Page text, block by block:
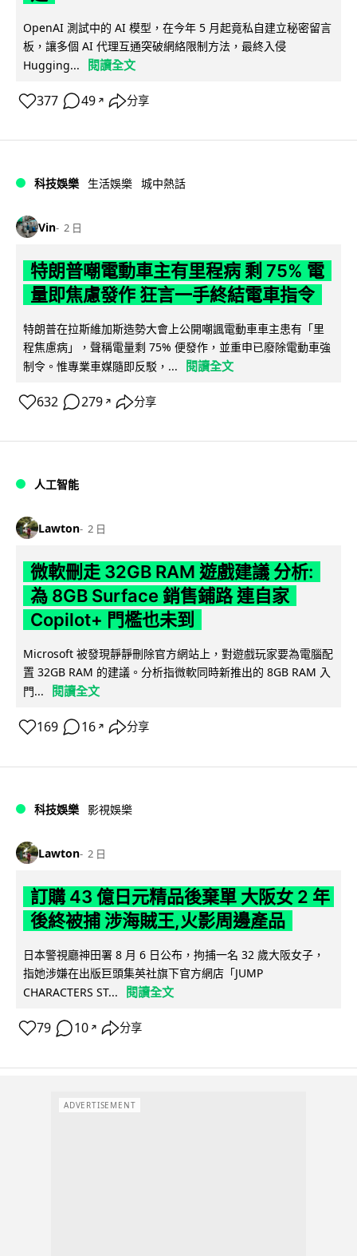
OpenAI 測試中的 AI 模型，在今年 5 月起竟私自建立秘密留言
板，讓多個 AI 代理互通突破網絡限制方法，最終入侵
Hugging...
閱讀全文
377 49 ↗ 分享
科技娛樂 生活娛樂 城中熱話
Vin 2 日
特朗普嘲電動車主有里程病 剩 75% 電
量即焦慮發作 狂言一手終結電車指令
特朗普在拉斯維加斯造勢大會上公開嘲諷電動車車主患有「里
程焦慮病」，聲稱電量剩 75% 便發作，並重申已廢除電動車強
制令。惟專業車媒隨即反駁，...
閱讀全文
632 279 ↗ 分享
人工智能
Lawton 2 日
微軟刪走 32GB RAM 遊戲建議 分析:
為 8GB Surface 銷售鋪路 連自家
Copilot+ 門檻也未到
Microsoft 被發現靜靜刪除官方網站上，對遊戲玩家要為電腦配
置 32GB RAM 的建議。分析指微軟同時新推出的 8GB RAM 入
門...
閱讀全文
169 16 ↗ 分享
科技娛樂 影視娛樂
Lawton 2 日
訂購 43 億日元精品後棄單 大阪女 2 年
後終被捕 涉海賊王,火影周邊產品
日本警視廳神田署 8 月 6 日公布，拘捕一名 32 歲大阪女子，
指她涉嫌在出版巨頭集英社旗下官方網店「JUMP
CHARACTERS ST...
閱讀全文
79 10 ↗ 分享
ADVERTISEMENT